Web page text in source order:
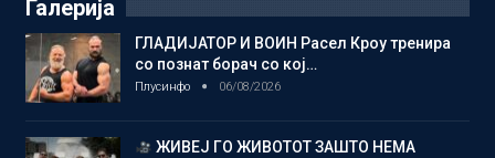
Галерија
ГЛАДИЈАТОР И ВОИН Расел Кроу тренира
со познат борач со кој…
Плусинфо 06/08/2026
ЖИВЕЈ ГО ЖИВОТОТ ЗАШТО НЕМА